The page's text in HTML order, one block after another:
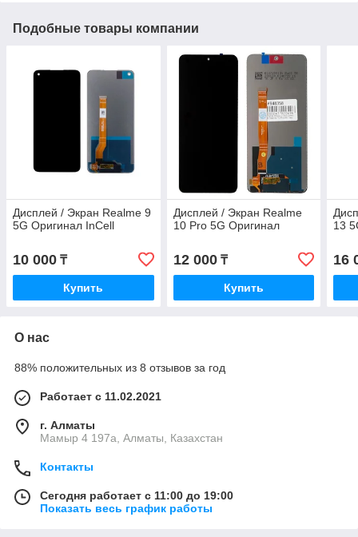
Подобные товары компании
Дисплей / Экран Realme 9
5G Оригинал InCell
10 000 ₸
Купить
Дисплей / Экран Realme
10 Pro 5G Оригинал
12 000₸
Купить
13
16
О нас
88% положительных из 8 отзывов за год
Работает с 11.02.2021
г. Алматы
Мамыр 4 197а, Алматы, Казахстан
Контакты
Сегодня работает с 11:00 до 19:00
Показать весь график работы